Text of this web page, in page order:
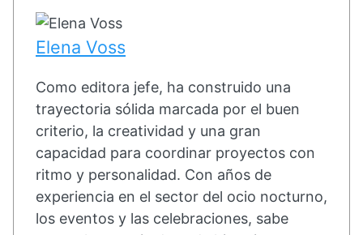
Elena Voss
Como editora jefe, ha construido una
trayectoria sólida marcada por el buen
criterio, la creatividad y una gran
capacidad para coordinar proyectos con
ritmo y personalidad. Con años de
experiencia en el sector del ocio nocturno,
los eventos y las celebraciones, sabe